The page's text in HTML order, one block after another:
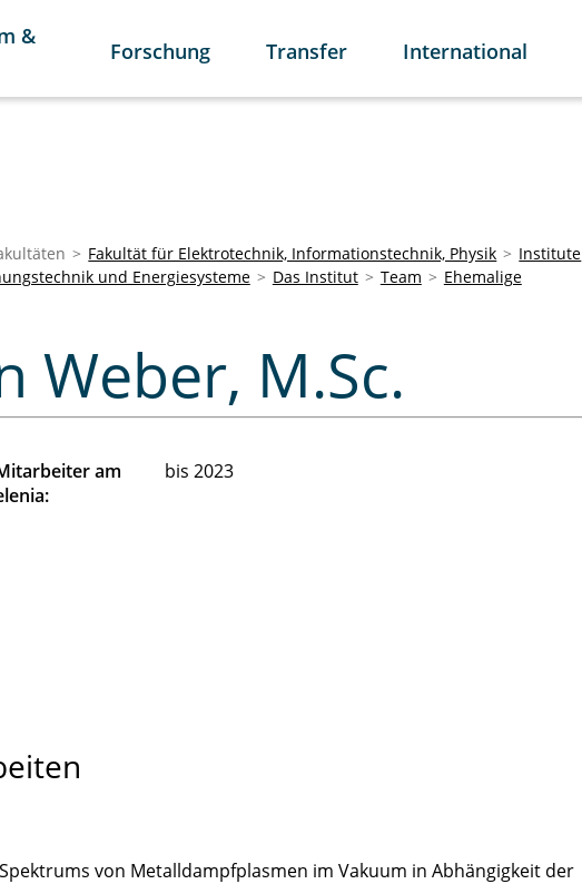
&
Forschung Transfer International
Fakultät für Elektrotechnik, Informationstechnik, Physik
Institute
und Energiesysteme
Das Institut Team Ehemalige
Weber, M.Sc.
am
bis 2023
von Metalldampfplasmen im Vakuum in Abhängigkeit der